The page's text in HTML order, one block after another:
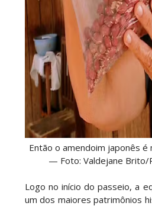
Então o amendoim japonês é
— Foto: Valdejane Brito/
Logo no início do passeio, a
um dos maiores patrimônios